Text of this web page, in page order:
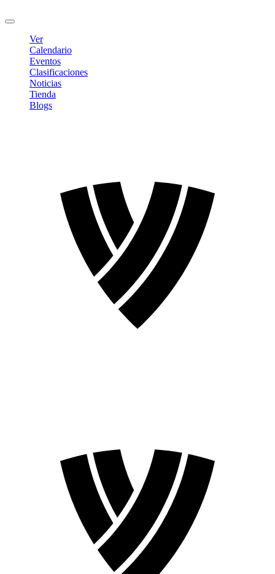
Ver
Calendario
Eventos
Clasificaciones
Noticias
Tienda
Blogs